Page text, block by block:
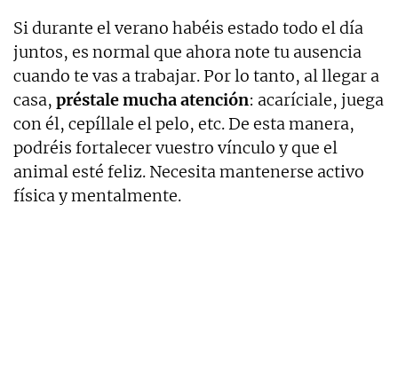
Si durante el verano habéis estado todo el día
juntos, es normal que ahora note tu ausencia
cuando te vas a trabajar. Por lo tanto, al llegar a
casa, préstale mucha atención: acaríciale, juega
con él, cepíllale el pelo, etc. De esta manera,
podréis fortalecer vuestro vínculo y que el
animal esté feliz. Necesita mantenerse activo
física y mentalmente.